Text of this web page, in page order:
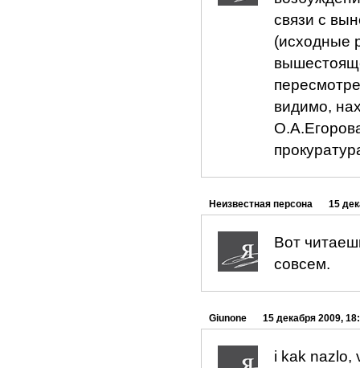
связи с
(исходные
видимо,
Неизвестная персона 15
Вот
совсем.
Giunone 15 декабря 2009,
i kak nazlo,